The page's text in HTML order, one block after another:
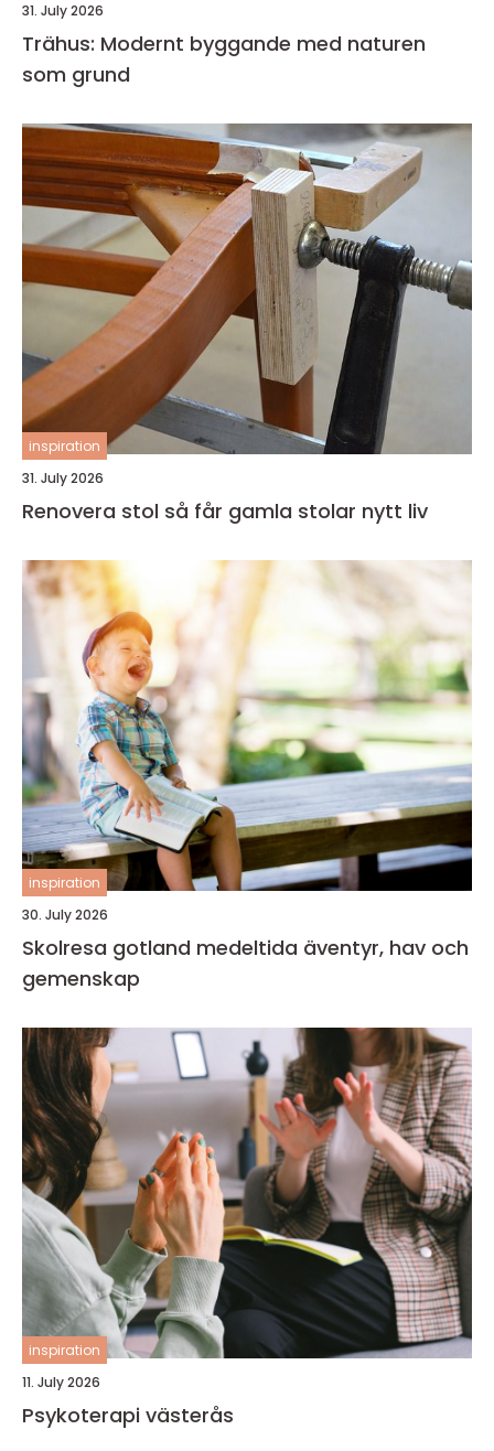
31. July 2026
Trähus: Modernt byggande med naturen
som grund
inspiration
31. July 2026
Renovera stol så får gamla stolar nytt liv
inspiration
30. July 2026
Skolresa gotland medeltida äventyr, hav och
gemenskap
inspiration
11. July 2026
Psykoterapi västerås